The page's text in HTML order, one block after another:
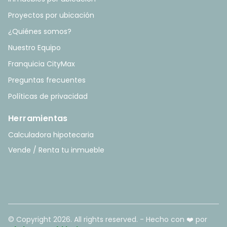
Proyectos por ubicación
¿Quiénes somos?
Nuestro Equipo
Franquicia CityMax
Preguntas frecuentes
Políticas de privacidad
Herramientas
Calculadora hipotecaria
Vende / Renta tu inmueble
© Copyright 2026. All rights reserved. - Hecho con ❤️ por